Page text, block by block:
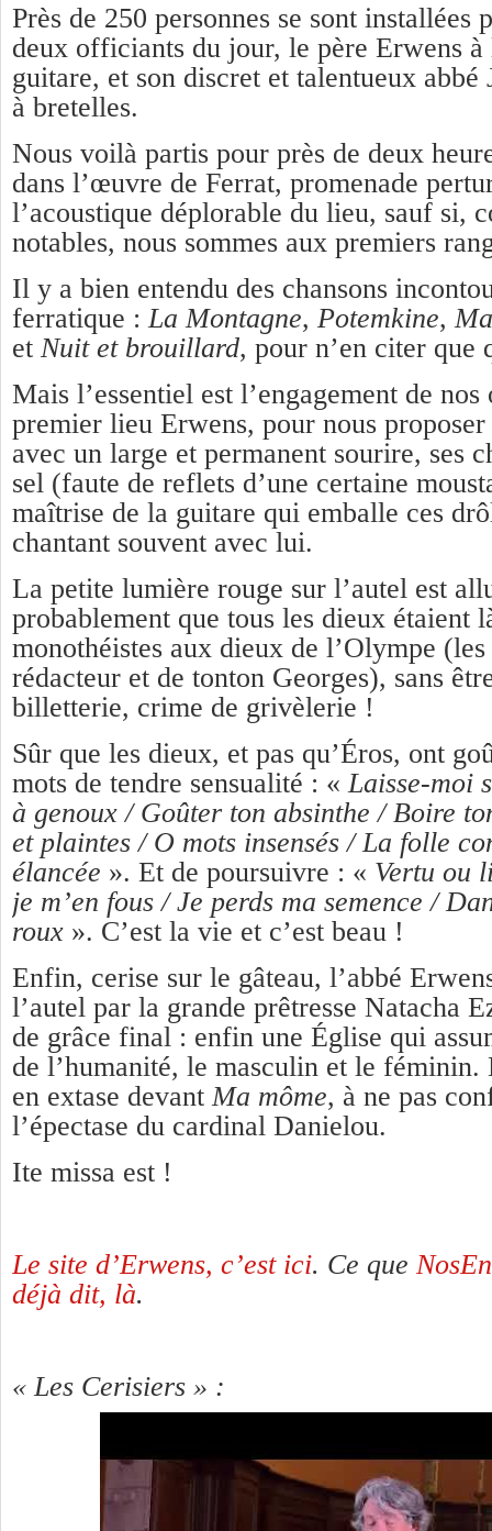
Près de 250 personnes se sont installées
deux officiants du jour, le père Erwens
guitare, et son discret et talentueux abbé
à bretelles.
Nous voilà partis pour près de deux
dans l’œuvre de Ferrat, promenade
l’acoustique déplorable du lieu, sauf si,
notables, nous sommes aux premiers
Il y a bien entendu des chansons
ferratique : La Montagne, Potemkine,
et Nuit et brouillard, pour n’en citer que
Mais l’essentiel est l’engagement de
premier lieu Erwens, pour nous
avec un large et permanent sourire, ses
sel (faute de reflets d’une certaine
maîtrise de la guitare qui emballe ces
chantant souvent avec lui.
La petite lumière rouge sur l’autel est
probablement que tous les dieux étaient
monothéistes aux dieux de l’Olympe
rédacteur et de tonton Georges), sans
billetterie, crime de grivèlerie !
Sûr que les dieux, et pas qu’Éros, ont
mots de tendre sensualité : « Laisse-moi
à genoux / Goûter ton absinthe / Boire
et plaintes / O mots insensés / La folle
élancée ». Et de poursuivre : « Vertu ou
je m’en fous / Je perds ma semence /
roux ». C’est la vie et c’est beau !
Enfin, cerise sur le gâteau, l’abbé
l’autel par la grande prêtresse Natacha
de grâce final : enfin une Église qui
de l’humanité, le masculin et le féminin.
en extase devant Ma môme, à ne pas
l’épectase du cardinal Danielou.
Ite missa est !
Le site d’Erwens, c’est ici. Ce que
déjà dit, là.
« Les Cerisiers » :